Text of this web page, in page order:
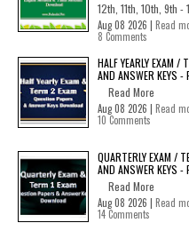
12th, 11th, 10th, 9th -
Aug 08 2026 | Read
8 Comments
HALF YEARLY EXAM /
AND ANSWER KEYS -
Read More
Aug 08 2026 | Read
10 Comments
QUARTERLY EXAM /
AND ANSWER KEYS -
Read More
Aug 08 2026 | Read
14 Comments